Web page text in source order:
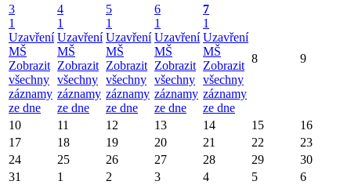
3
1
Uzavření
MŠ
Zobrazit
všechny
záznamy
ze dne
4
1
Uzavření
MŠ
Zobrazit
všechny
záznamy
ze dne
5
1
Uzavření
MŠ
Zobrazit
všechny
záznamy
ze dne
6
1
Uzavření
MŠ
Zobrazit
všechny
záznamy
ze dne
7
1
Uzavření
MŠ
Zobrazit
všechny
záznamy
ze dne
8 9
10 11 12 13 14 15
16
17
18 19 20 21 22
23
24
25 26 27 28 29
30
31
1 2 3 4 5 6